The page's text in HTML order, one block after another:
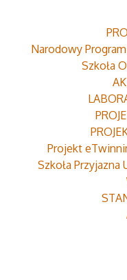
Narodowy
Szkoła
Projekt
Szkoła